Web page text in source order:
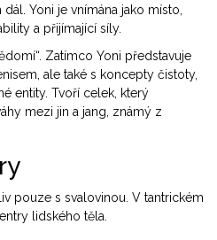
Yoni je vnímána jako místo,
a přijímající síly.
Zatímco Yoni představuje
ale také s koncepty čistoty,
entity. Tvoří celek, který
mezi jin a jang, známý z
pouze s svalovinou. V tantrickém
lidského těla.